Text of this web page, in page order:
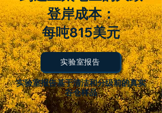
登岸成本：
每吨815美元
实验室报告
实验室报告基于清洁和分级前的真实
谷仓样品